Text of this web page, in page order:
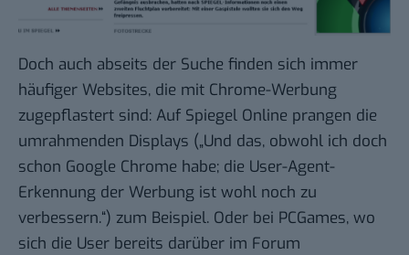
Doch auch abseits der Suche finden sich immer
häufiger Websites, die mit Chrome-Werbung
zugepflastert sind: Auf Spiegel Online prangen die
umrahmenden Displays („Und das, obwohl ich doch
schon Google Chrome habe; die User-Agent-
Erkennung der Werbung ist wohl noch zu
verbessern.“) zum Beispiel. Oder bei PCGames, wo
sich die User bereits darüber im Forum